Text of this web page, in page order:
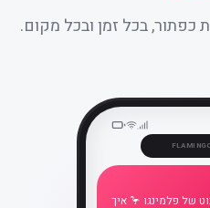
כפתור, בכל זמן ובכל מקום.
של פלמינגו 🦩 איך